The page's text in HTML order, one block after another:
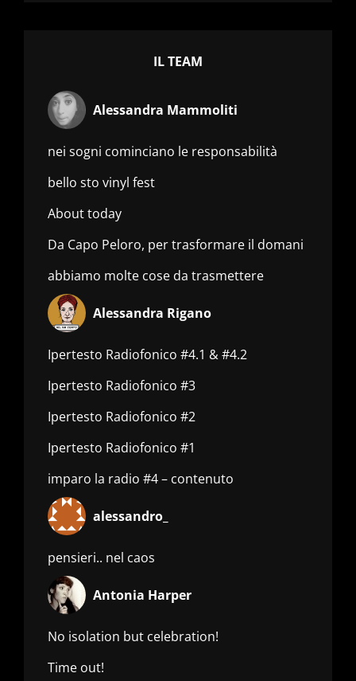
IL TEAM
Alessandra Mammoliti
nei sogni cominciano le responsabilità
bello sto vinyl fest
About today
Da Capo Peloro, per trasformare il domani
abbiamo molte cose da trasmettere
Alessandra Rigano
Ipertesto Radiofonico #4.1 & #4.2
Ipertesto Radiofonico #3
Ipertesto Radiofonico #2
Ipertesto Radiofonico #1
imparo la radio #4 – contenuto
alessandro_
pensieri.. nel caos
Antonia Harper
No isolation but celebration!
Time out!